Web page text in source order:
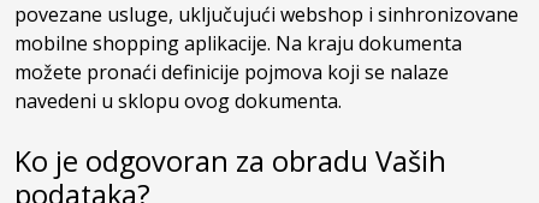
povezane usluge, uključujući webshop i sinhronizovane
mobilne shopping aplikacije. Na kraju dokumenta
možete pronaći definicije pojmova koji se nalaze
navedeni u sklopu ovog dokumenta.
Ko je odgovoran za obradu Vaših
podataka?